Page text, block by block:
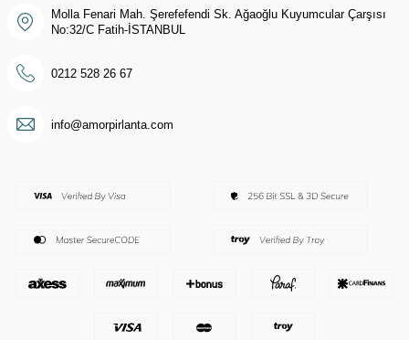
Molla Fenari Mah. Şerefefendi Sk. Ağaoğlu Kuyumcular Çarşısı
No:32/C Fatih-İSTANBUL
0212 528 26 67
info@amorpirlanta.com